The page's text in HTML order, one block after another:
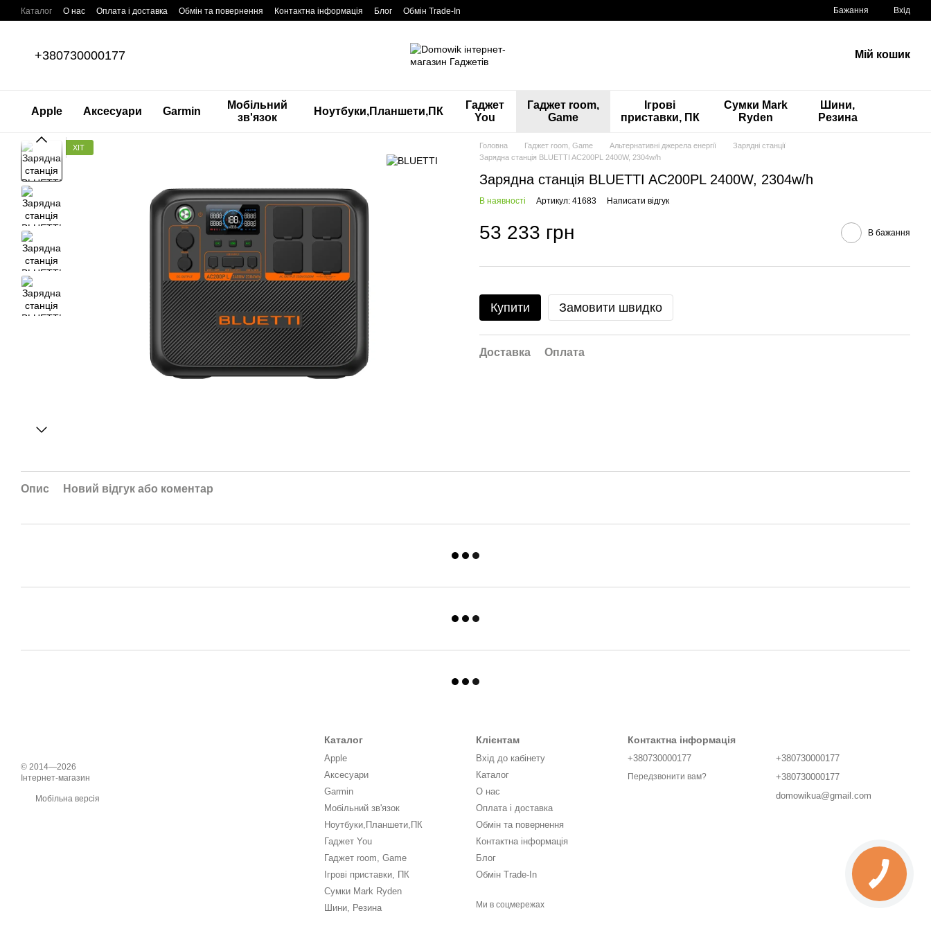
Перейти до основного контенту
Каталог О нас Оплата і доставка Обмін та повернення Контактна інформація Блог Обмін Trade-In Бажання Вхід
+380730000177 Мій кошик
Apple Аксесуари Garmin
Мобільний
зв'язок
Ноутбуки,Планшети,ПК
Гаджет
You
Гаджет room,
Game
Ігрові
приставки, ПК
Сумки Mark
Ryden
Шини,
Резина
ХІТ Головна Гаджет room, Game Альтернативні джерела енергії
Зарядні станції
Зарядна станція BLUETTI AC200PL 2400W, 2304w/h
Зарядна станція BLUETTI AC200PL 2400W, 2304w/h
В наявності Артикул: 41683 Написати відгук
53 233 грн В бажання
Купити Замовити швидко
Доставка Оплата
Опис Новий відгук або коментар
© 2014—2026
Інтернет-магазин
Мобільна версія
Каталог
Apple
Аксесуари
Garmin
Мобільний зв'язок
Ноутбуки,Планшети,ПК
Гаджет You
Гаджет room, Game
Ігрові приставки, ПК
Сумки Mark Ryden
Шини, Резина
Клієнтам
Вхід до кабінету
Каталог
О нас
Оплата і доставка
Обмін та повернення
Контактна інформація
Блог
Обмін Trade-In
Ми в соцмережах
Контактна інформація
+380730000177
Передзвонити вам?
+380730000177
+380730000177
domowikua@gmail.com